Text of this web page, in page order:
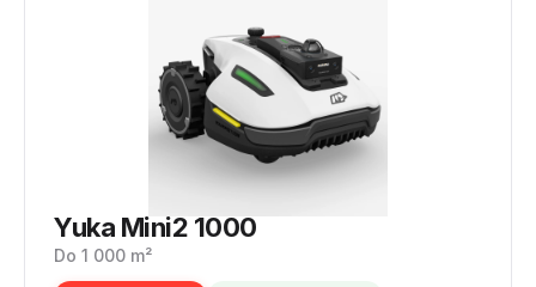
Yuka Mini2 1000
Do 1 000 m²